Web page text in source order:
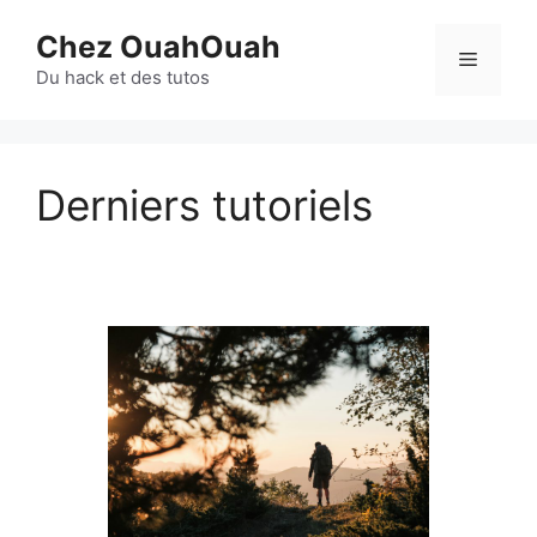
contenu
Chez OuahOuah
Du hack et des tutos
Menu
Derniers tutoriels